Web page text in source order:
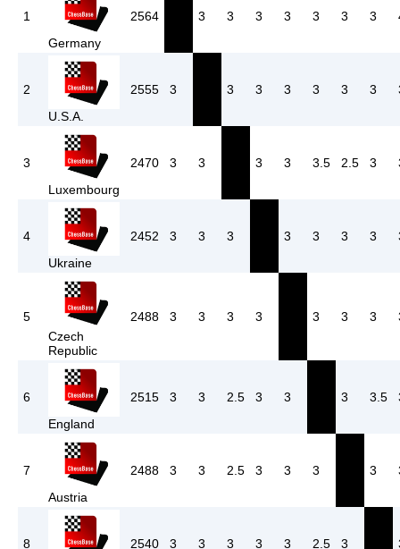
1
Germany
2564 3 3 3 3 3 3 3
2
U.S.A.
2555 3 3 3 3 3 3 3
3
Luxembourg
2470 3 3 3 3 3.5 2.5 3
4
Ukraine
2452 3 3 3 3 3 3 3
5
Czech
Republic
2488 3 3 3 3 3 3 3
6
England
2515 3 3 2.5 3 3 3 3.5
7
Austria
2488 3 3 2.5 3 3 3 3
8
2540 3 3 3 3 3 2.5 3